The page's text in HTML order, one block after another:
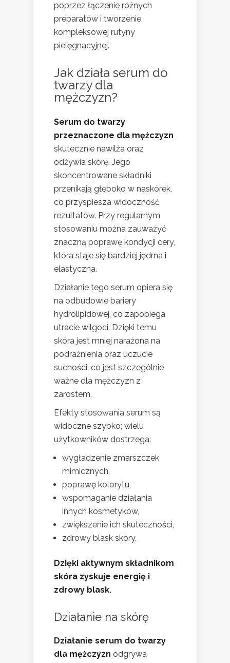
poprzez łączenie różnych
preparatów i tworzenie
kompleksowej rutyny
pielęgnacyjnej.
Jak działa serum do
twarzy dla
mężczyzn?
Serum do twarzy
przeznaczone dla mężczyzn
skutecznie nawilża oraz
odżywia skórę. Jego
skoncentrowane składniki
przenikają głęboko w naskórek,
co przyspiesza widoczność
rezultatów. Przy regularnym
stosowaniu można zauważyć
znaczną poprawę kondycji cery,
która staje się bardziej jędrna i
elastyczna.
Działanie tego serum opiera się
na odbudowie bariery
hydrolipidowej, co zapobiega
utracie wilgoci. Dzięki temu
skóra jest mniej narażona na
podrażnienia oraz uczucie
suchości, co jest szczególnie
ważne dla mężczyzn z
zarostem.
Efekty stosowania serum są
widoczne szybko; wielu
użytkowników dostrzega:
wygładzenie zmarszczek
mimicznych,
poprawę kolorytu,
wspomaganie działania
innych kosmetyków,
zwiększenie ich skuteczności,
zdrowy blask skóry.
Dzięki aktywnym składnikom
skóra zyskuje energię i
zdrowy blask.
Działanie na skórę
Działanie serum do twarzy
dla mężczyzn odgrywa